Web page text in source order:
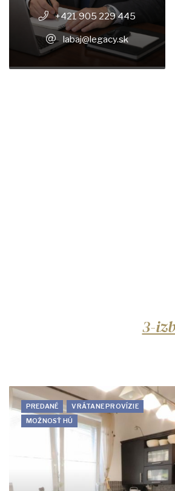
+421 905 229 445
labaj@legacy.sk
3-
PREDANÉ
VRÁTANE PROVÍZIE
MOŽNOSŤ HÚ